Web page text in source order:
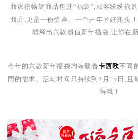
商家把畅销商品包进“福袋”,顾客纷纷抢
商品,更是一份惊喜、一个开年的好兆头
城释出六款超值新年福袋,让你在
今年的六款新年福袋均装载着卡西欧不同
同的需求。活动时间只持续到 2 月 15 日,且
得哦！